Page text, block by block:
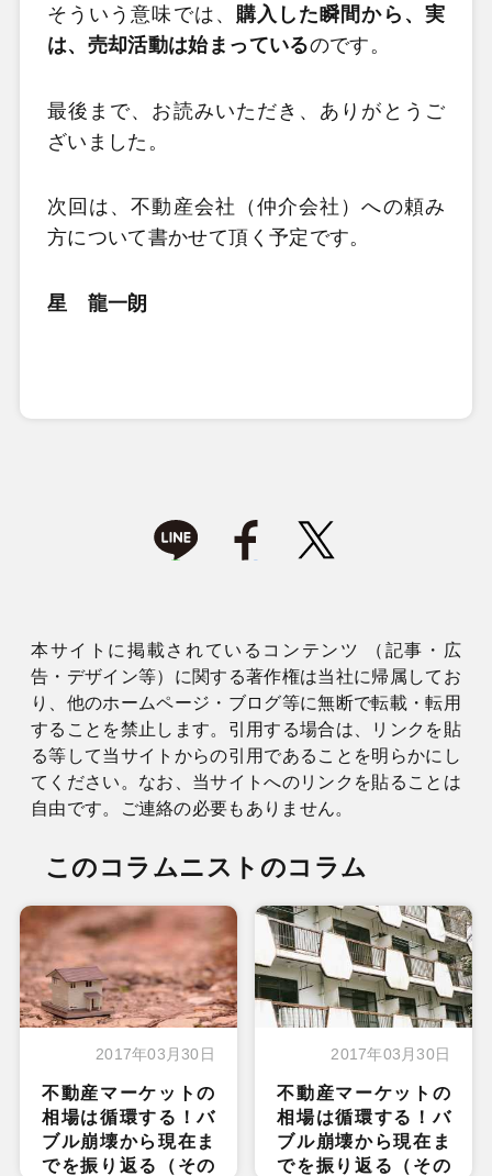
そういう意味では、 購入した瞬間から、実
は、売却活動は始まっているのです。
最後まで、お読みいただき、ありがとうご
ざいました。
次回は、不動産会社（仲介会社）への頼み
方について書かせて頂く予定です。
星 龍一朗
本サイトに掲載されているコンテンツ （記事・広
告・デザイン等）に関する著作権は当社に帰属してお
り、他のホームページ・ブログ等に無断で転載・転用
することを禁止します。引用する場合は、リンクを貼
る等して当サイトからの引用であることを明らかにし
てください。なお、当サイトへのリンクを貼ることは
自由です。ご連絡の必要もありません。
このコラムニストのコラム
2017年03月30日
不動産マーケットの
相場は循環する！バ
ブル崩壊から現在ま
でを振り返る（その
2017年03月30日
不動産マーケットの
相場は循環する！バ
ブル崩壊から現在ま
でを振り返る（その